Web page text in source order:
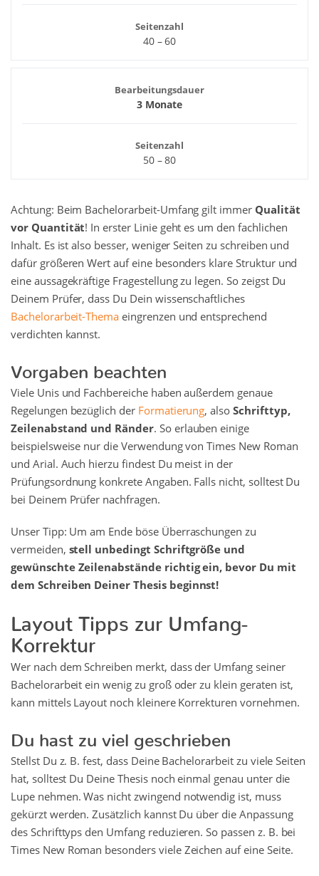
Seitenzahl
40 – 60
Bearbeitungsdauer
3 Monate
Seitenzahl
50 – 80
Achtung: Beim Bachelorarbeit-Umfang gilt immer Qualität
vor Quantität! In erster Linie geht es um den fachlichen
Inhalt. Es ist also besser, weniger Seiten zu schreiben und
dafür größeren Wert auf eine besonders klare Struktur und
eine aussagekräftige Fragestellung zu legen. So zeigst Du
Deinem Prüfer, dass Du Dein wissenschaftliches
Bachelorarbeit-Thema eingrenzen und entsprechend
verdichten kannst.
Vorgaben beachten
Viele Unis und Fachbereiche haben außerdem genaue
Regelungen bezüglich der Formatierung, alsoSchrifttyp,
Zeilenabstand und Ränder. So erlauben einige
beispielsweise nur die Verwendung von Times New Roman
und Arial. Auch hierzu findest Du meist in der
Prüfungsordnung konkrete Angaben. Falls nicht, solltest Du
bei Deinem Prüfer nachfragen.
Unser Tipp: Um am Ende böse Überraschungen zu
vermeiden, stell unbedingt Schriftgröße und
gewünschte Zeilenabstände richtig ein, bevor Du mit
dem Schreiben Deiner Thesis beginnst!
Layout Tipps zur Umfang-
Korrektur
Wer nach dem Schreiben merkt, dass der Umfang seiner
Bachelorarbeit ein wenig zu groß oder zu klein geraten ist,
kann mittels Layout noch kleinere Korrekturen vornehmen.
Du hast zu viel geschrieben
Stellst Du z. B. fest, dass Deine Bachelorarbeit zu viele Seiten
hat, solltest Du Deine Thesis noch einmal genau unter die
Lupe nehmen. Was nicht zwingend notwendig ist, muss
gekürzt werden. Zusätzlich kannst Du über die Anpassung
des Schrifttyps den Umfang reduzieren. So passen z. B. bei
Times New Roman besonders viele Zeichen auf eine Seite.